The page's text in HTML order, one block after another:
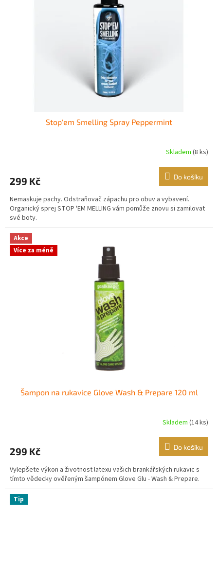
Stop'em Smelling Spray Peppermint
Skladem (8 ks)
299 Kč Do košíku
Nemaskuje pachy. Odstraňovač zápachu pro obuv a vybavení.
Organický sprej STOP 'EM MELLING vám pomůže znovu si zamilovat
své boty.
Akce
Více za méně
Šampon na rukavice Glove Wash & Prepare 120 ml
Skladem (14 ks)
299 Kč Do košíku
Vylepšete výkon a životnost latexu vašich brankářských rukavic s
tímto vědecky ověřeným šampónem Glove Glu - Wash & Prepare.
Tip